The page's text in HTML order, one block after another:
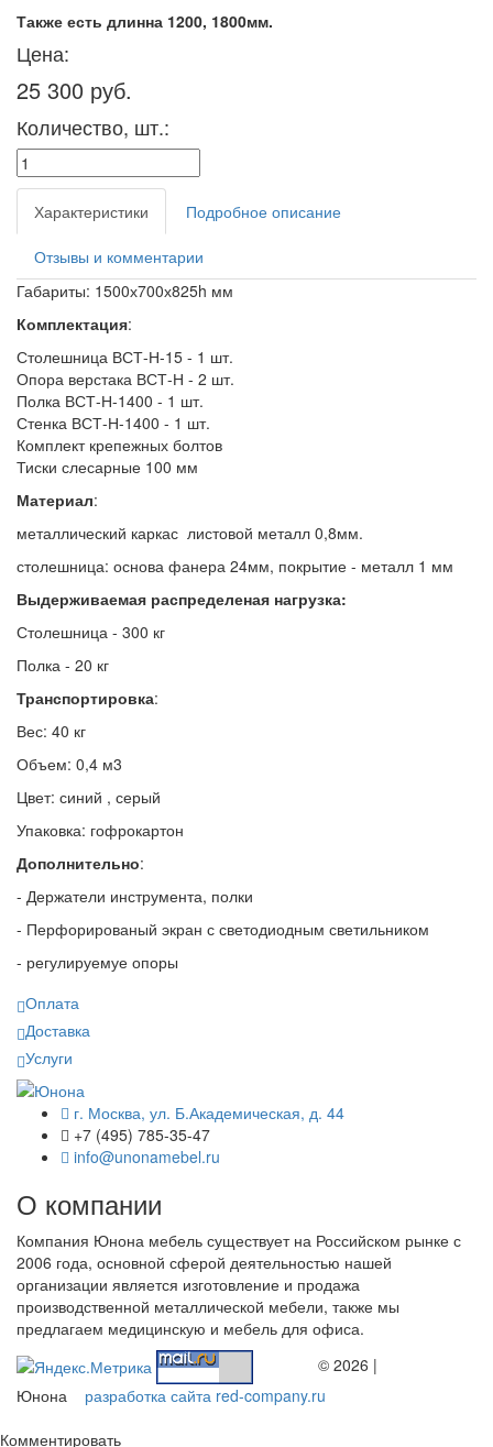
Также есть длинна 1200, 1800мм.
Цена:
25 300 руб.
Количество, шт.:
Характеристики Подробное описание
Отзывы и комментарии
Габариты: 1500х700х825h мм
Комплектация:
Столешница ВСТ-Н-15 - 1 шт.
Опора верстака ВСТ-Н - 2 шт.
Полка ВСТ-Н-1400 - 1 шт.
Стенка ВСТ-Н-1400 - 1 шт.
Комплект крепежных болтов
Тиски слесарные 100 мм
Материал:
металлический каркас листовой металл 0,8мм.
столешница: основа фанера 24мм, покрытие - металл 1 мм
Выдерживаемая распределеная нагрузка:
Столешница - 300 кг
Полка - 20 кг
Транспортировка:
Вес: 40 кг
Объем: 0,4 м3
Цвет: синий , серый
Упаковка: гофрокартон
Дополнительно:
- Держатели инструмента, полки
- Перфорированый экран с светодиодным светильником
- регулируемуе опоры
Оплата
Доставка
Услуги
г. Москва, ул. Б.Академическая, д. 44
+7 (495) 785-35-47
info@unonamebel.ru
О компании
Компания Юнона мебель существует на Российском рынке с
2006 года, основной сферой деятельностью нашей
организации является изготовление и продажа
производственной металлической мебели, также мы
предлагаем медицинскую и мебель для офиса.
© 2026 |
Юнона разработка сайта red-company.ru
Комментировать